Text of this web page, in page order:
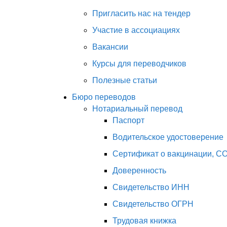
Пригласить нас на тендер
Участие в ассоциациях
Вакансии
Курсы для переводчиков
Полезные статьи
Бюро переводов
Нотариальный перевод
Паспорт
Водительское удостоверение
Сертификат о вакцинации,
Доверенность
Свидетельство ИНН
Свидетельство ОГРН
Трудовая книжка